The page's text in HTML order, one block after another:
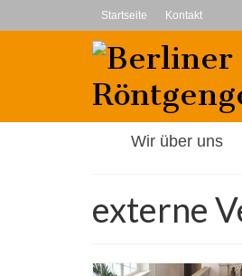
Startseite Kontakt
Wir über uns
externe